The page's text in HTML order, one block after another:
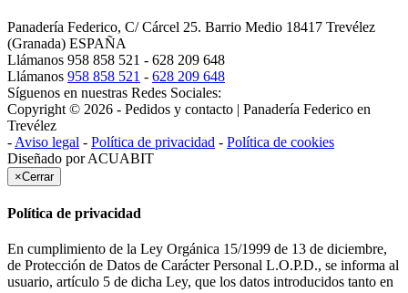
Panadería Federico, C/ Cárcel 25. Barrio Medio 18417 Trevélez
(Granada) ESPAÑA
Llámanos 958 858 521 - 628 209 648
Llámanos 958 858 521 - 628 209 648
Síguenos en nuestras Redes Sociales:
Copyright © 2026 - Pedidos y contacto | Panadería Federico en
Trevélez
- Aviso legal - Política de privacidad - Política de cookies
Diseñado porACUABIT
×Cerrar
Política de privacidad
En cumplimiento de la Ley Orgánica 15/1999 de 13 de diciembre,
de Protección de Datos de Carácter Personal L.O.P.D., se informa al
usuario, artículo 5 de dicha Ley, que los datos introducidos tanto en